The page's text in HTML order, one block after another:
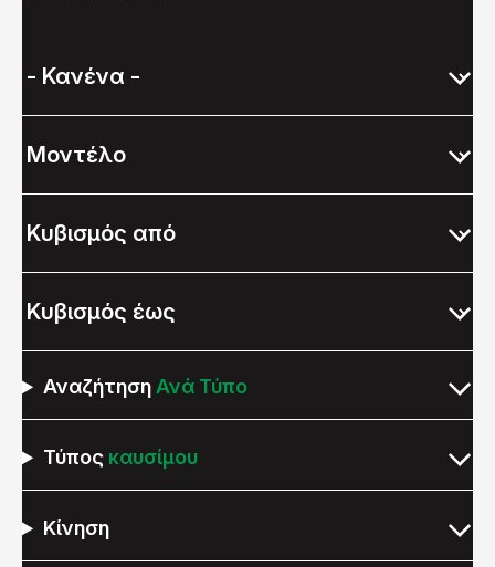
ΑναζήτησηΑνά Τύπο
Τύπος καυσίμου
Κίνηση